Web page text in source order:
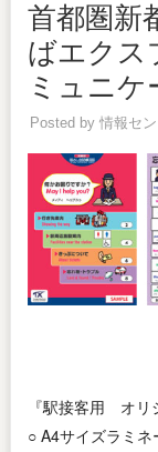
首都圏新
ばエクス
ミュニケ
Posted by 情報セ
『駅接客用 オリ
○ A4サイズラミネ